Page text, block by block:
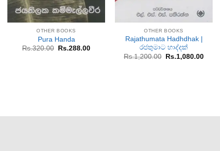
OTHER BOOKS
Pura Handa
Rs.320.00
Original
Rs.288.00Current
OTHER BOOKS
Rajathumata Hadhdhak |
රජතුමාට හාද්දක්
Rs.1,200.00
Original
Rs.1,080.00